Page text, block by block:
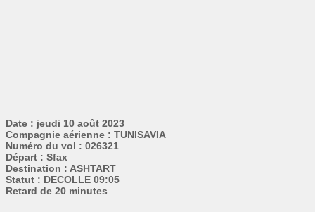
Date : jeudi 10 août 2023
Compagnie aérienne : TUNISAVIA
Numéro du vol : 026321
Départ : Sfax
Destination : ASHTART
Statut : DECOLLE 09:05
Retard de 20 minutes